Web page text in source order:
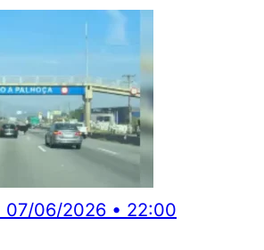
07/06/2026 • 22:00